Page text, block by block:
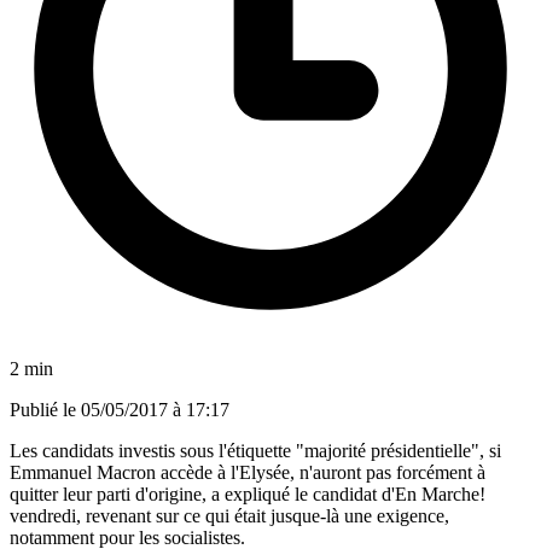
2 min
Publié le 05/05/2017 à 17:17
Les candidats investis sous l'étiquette "majorité présidentielle", si
Emmanuel Macron accède à l'Elysée, n'auront pas forcément à
quitter leur parti d'origine, a expliqué le candidat d'En Marche!
vendredi, revenant sur ce qui était jusque-là une exigence,
notamment pour les socialistes.